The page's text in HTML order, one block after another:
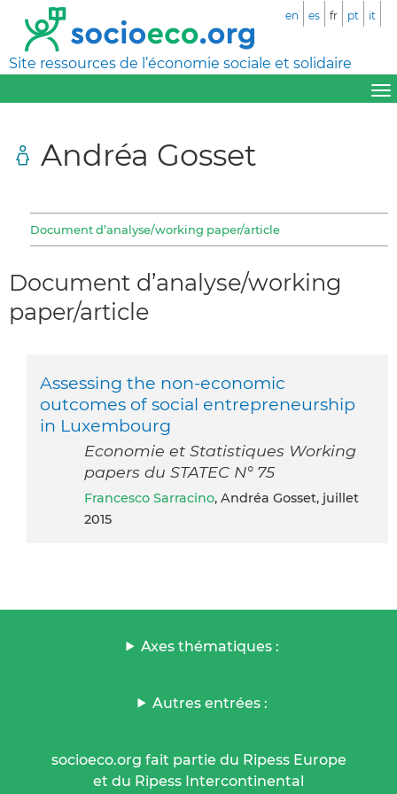
Site ressources de l’économie sociale et solidaire
en es fr pt it
Andréa Gosset
Document d’analyse/working paper/article
Document d’analyse/working
paper/article
Assessing the non-economic
outcomes of social entrepreneurship
in Luxembourg
Economie et Statistiques Working
papers du STATEC N° 75
Francesco Sarracino, Andréa Gosset, juillet
2015
Axes thématiques :
Autres entrées :
socioeco.org fait partie du Ripess Europe
et du Ripess Intercontinental